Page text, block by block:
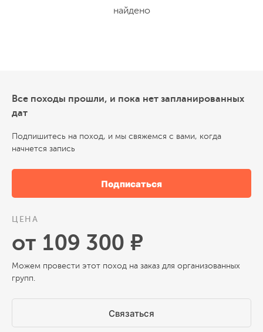
найдено
Все походы прошли, и пока нет запланированных
дат
Подпишитесь на поход, и мы свяжемся с вами, когда
начнется запись
Подписаться
ЦЕНА
от 109 300 ₽
Можем провести этот поход на заказ для организованных
групп.
Связаться